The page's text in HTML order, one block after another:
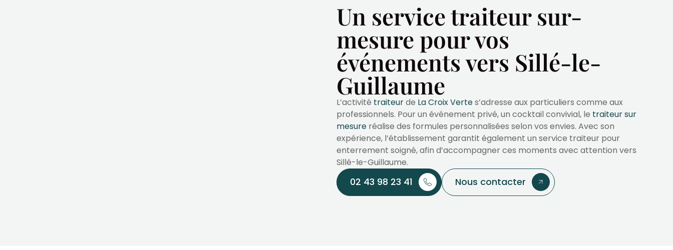
Un service traiteur sur-
mesure pour vos
événements vers Sillé-le-
Guillaume
L’activité traiteurde La Croix Vertes’adresse aux particuliers comme aux
professionnels. Pour un événement privé, un cocktail convivial, le traiteur sur
mesure réalise des formules personnalisées selon vos envies. Avec son
expérience, l’établissement garantit également un service traiteur pour
enterrement soigné, afin d’accompagner ces moments avec attention vers
Sillé-le-Guillaume.
02 43 98 23 41 Nous contacter